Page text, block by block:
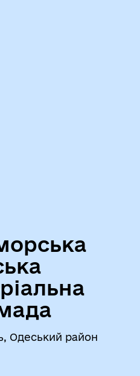
Одеський район